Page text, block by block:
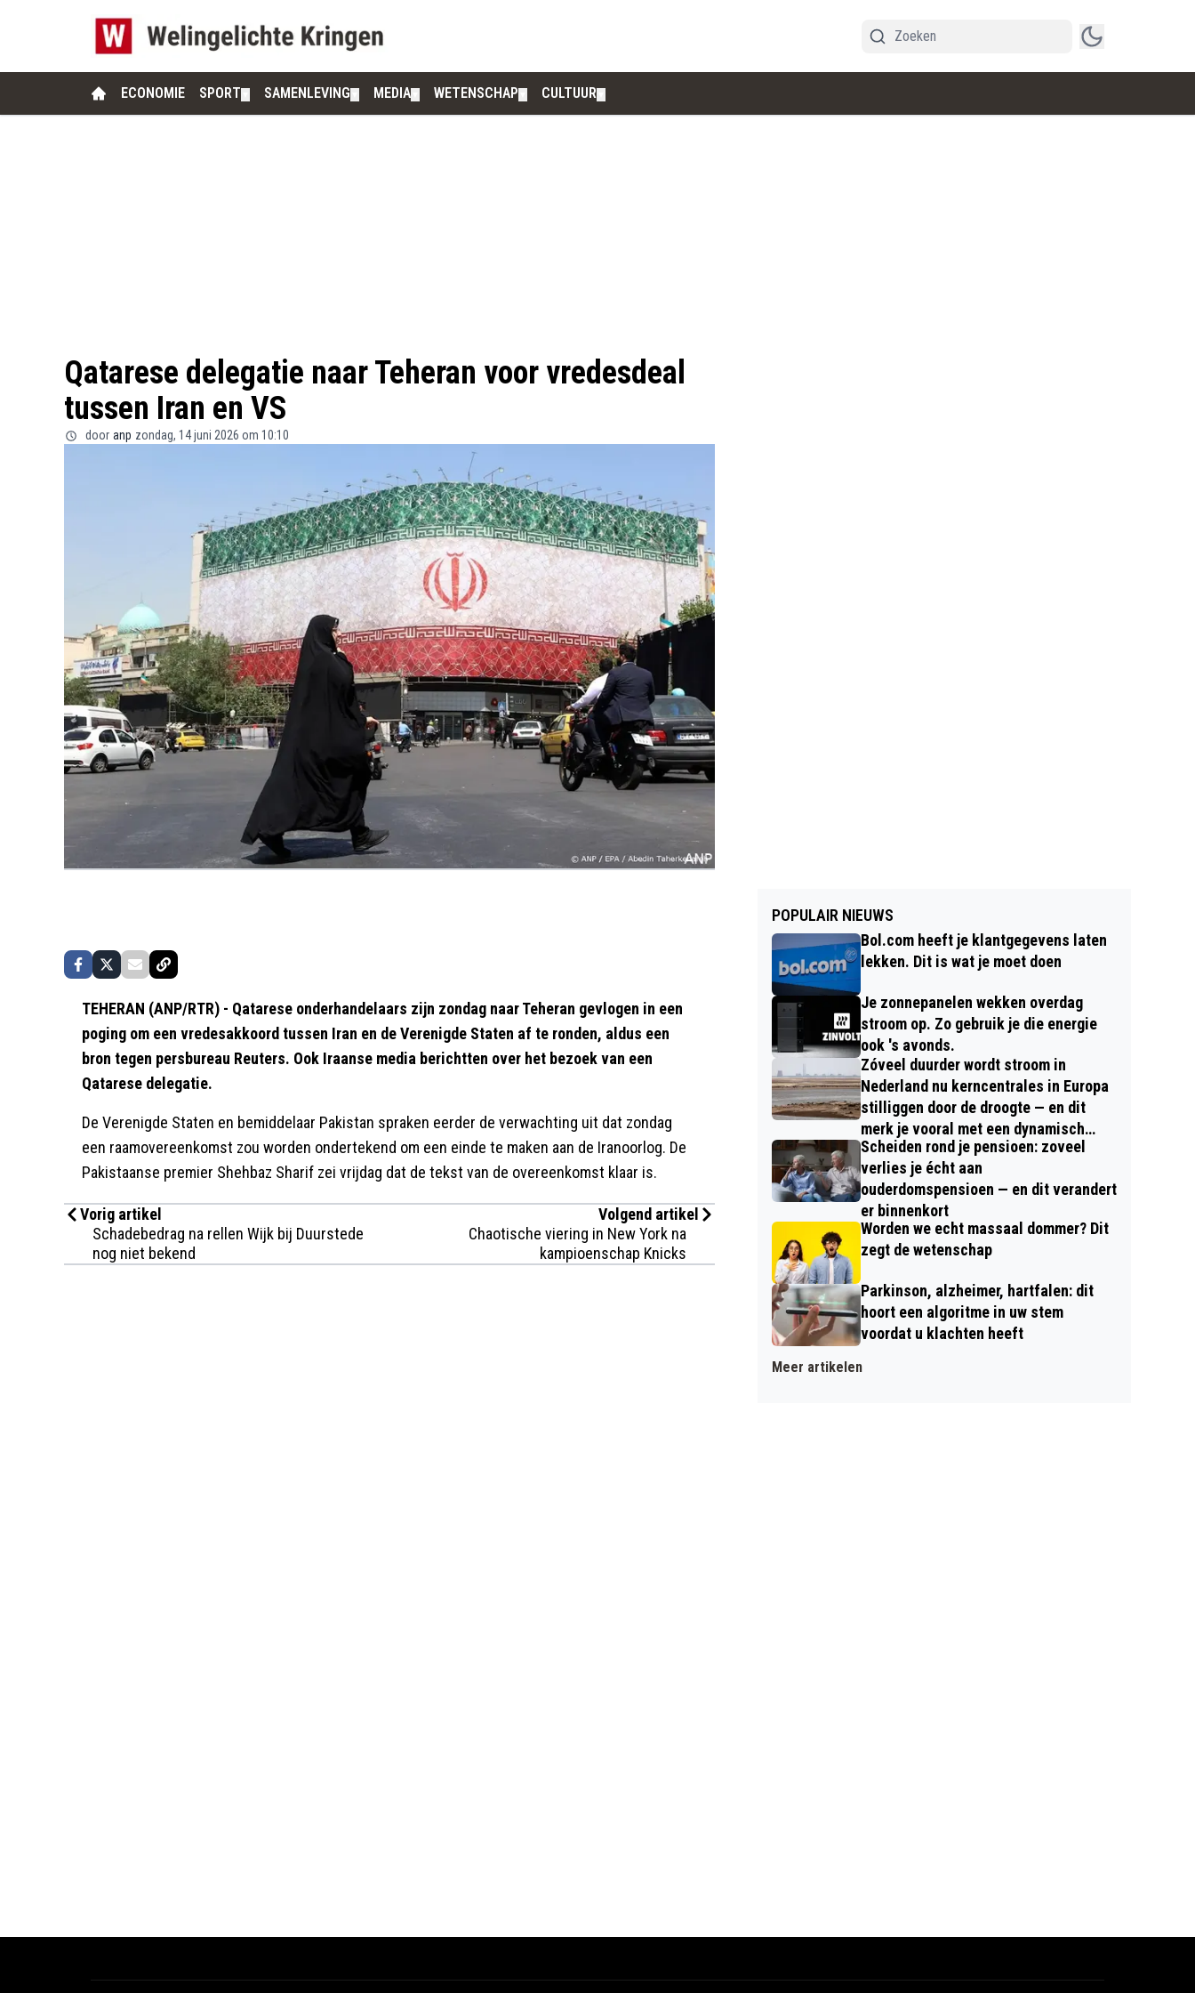
ECONOMIE SPORT SAMENLEVING MEDIA WETENSCHAP CULTUUR
Qatarese delegatie naar Teheran voor vredesdeal
tussen Iran en VS
door anp zondag, 14 juni 2026 om 10:10
TEHERAN (ANP/RTR) - Qatarese onderhandelaars zijn zondag naar Teheran gevlogen in een
poging om een vredesakkoord tussen Iran en de Verenigde Staten af te ronden, aldus een
bron tegen persbureau Reuters. Ook Iraanse media berichtten over het bezoek van een
Qatarese delegatie.
De Verenigde Staten en bemiddelaar Pakistan spraken eerder de verwachting uit dat zondag
een raamovereenkomst zou worden ondertekend om een einde te maken aan de Iranoorlog. De
Pakistaanse premier Shehbaz Sharif zei vrijdag dat de tekst van de overeenkomst klaar is.
Vorig artikel
Schadebedrag na rellen Wijk bij Duurstede
nog niet bekend
Volgend artikel
Chaotische viering in New York na
kampioenschap Knicks
POPULAIR NIEUWS
Bol.com heeft je klantgegevens laten
lekken. Dit is wat je moet doen
Je zonnepanelen wekken overdag
stroom op. Zo gebruik je die energie
ook 's avonds.
Zóveel duurder wordt stroom in
Nederland nu kerncentrales in Europa
stilliggen door de droogte — en dit
merk je vooral met een dynamisch
contract
Scheiden rond je pensioen: zoveel
verlies je écht aan
ouderdomspensioen — en dit verandert
er binnenkort
Worden we echt massaal dommer? Dit
zegt de wetenschap
Parkinson, alzheimer, hartfalen: dit
hoort een algoritme in uw stem
voordat u klachten heeft
Meer artikelen